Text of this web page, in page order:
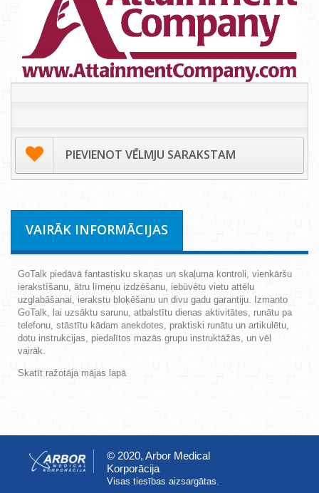
PIEVIENOT VĒLMJU SARAKSTAM
VAIRĀK INFORMĀCIJAS
GoTalk piedāvā fantastisku skaņas un skaļuma kontroli, vienkāršu
ierakstīšanu, ātru līmeņu izdzēšanu, iebūvētu vietu attēlu
uzglabāšanai, ierakstu bloķēšanu un divu gadu garantiju. Izmanto
GoTalk, lai uzsāktu sarunu, atbalstītu dienas aktivitātes, runātu pa
telefonu, stāstītu kādam anekdotes, praktiski runātu un artikulētu,
dotu instrukcijas, piedalītos mazās grupu instruktāžās, un vēl
vairāk.
Skatīt ražotāja mājas lapā
© 2020, Arbor Medical
Korporācija
Visas tiesības aizsargātas.